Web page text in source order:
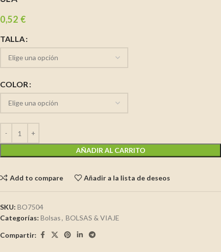
0,52 €
TALLA
COLOR
AÑADIR AL CARRITO
Add to compare Añadir a la lista de deseos
SKU: BO7504
Categorías: Bolsas, BOLSAS & VIAJE
Compartir: